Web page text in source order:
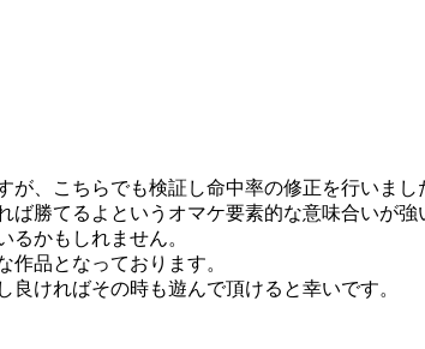
、こちらでも検証し命中率の修正を行いま
勝てるよというオマケ要素的な意味合いが強
るかもしれません。
品となっております。
ければその時も遊んで頂けると幸いです。